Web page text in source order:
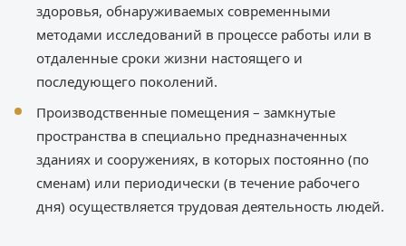
здоровья, обнаруживаемых современными
методами исследований в процессе работы или в
отдаленные сроки жизни настоящего и
последующего поколений.
Производственные помещения – замкнутые
пространства в специально предназначенных
зданиях и сооружениях, в которых постоянно (по
сменам) или периодически (в течение рабочего
дня) осуществляется трудовая деятельность людей.